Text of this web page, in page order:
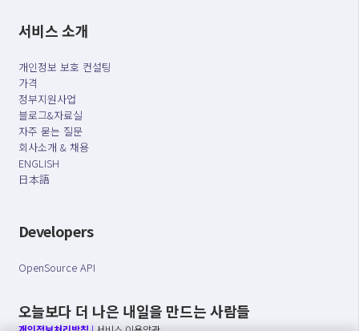
서비스 소개
개인정보 보호 컨설팅
가격
정부지원사업
블로그&자료실
자주 묻는 질문
회사소개 & 채용
ENGLISH
日本語
Developers
OpenSource API
오늘보다 더 나은 내일을 만드는 사람들